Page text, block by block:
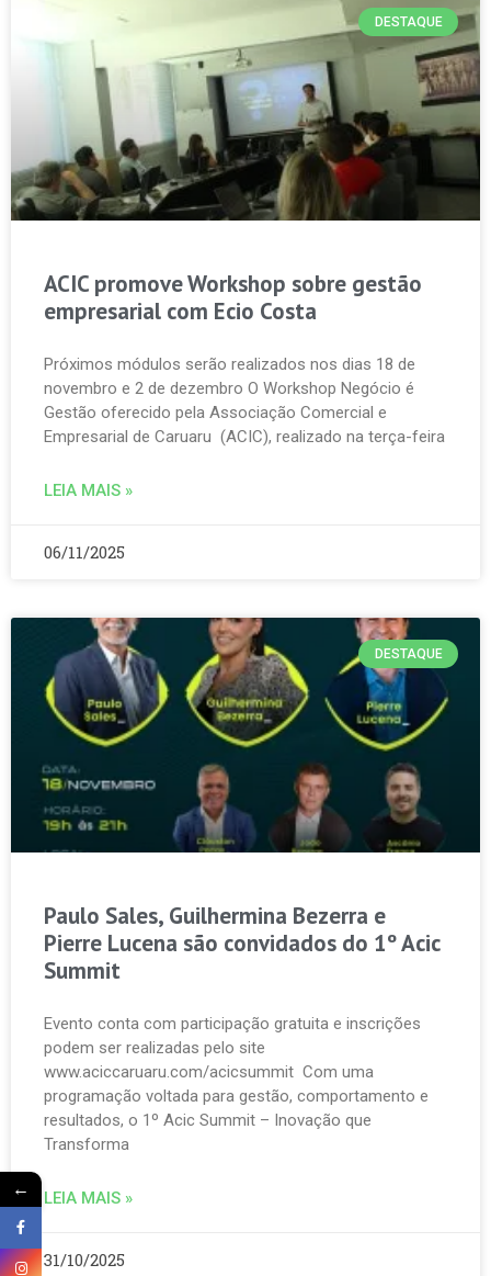
DESTAQUE
ACIC promove Workshop sobre gestão
empresarial com Ecio Costa
Próximos módulos serão realizados nos dias 18 de
novembro e 2 de dezembro O Workshop Negócio é
Gestão oferecido pela Associação Comercial e
Empresarial de Caruaru (ACIC), realizado na terça-feira
LEIA MAIS »
06/11/2025
DESTAQUE
Paulo Sales, Guilhermina Bezerra e
Pierre Lucena são convidados do 1º Acic
Summit
Evento conta com participação gratuita e inscrições
podem ser realizadas pelo site
www.aciccaruaru.com/acicsummit Com uma
programação voltada para gestão, comportamento e
resultados, o 1º Acic Summit – Inovação que
Transforma
LEIA MAIS »
31/10/2025
←